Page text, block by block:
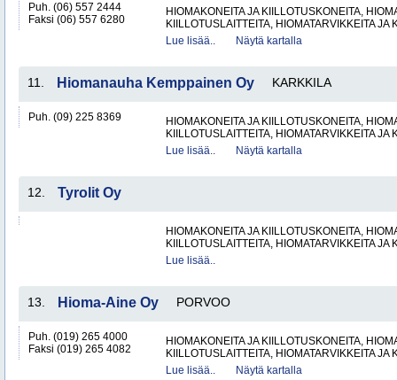
Puh. (06) 557 2444
Faksi (06) 557 6280
HIOMAKONEITA JA KIILLOTUSKONEITA,
KIILLOTUSLAITTEITA, HIOMATARVIKKEITA JA
Lue lisää..
Näytä kartalla
11. Hiomanauha Kemppainen Oy KARKKILA
Puh. (09) 225 8369
HIOMAKONEITA JA KIILLOTUSKONEITA,
KIILLOTUSLAITTEITA, HIOMATARVIKKEITA JA
Lue lisää..
Näytä kartalla
12. Tyrolit Oy
HIOMAKONEITA JA KIILLOTUSKONEITA,
KIILLOTUSLAITTEITA, HIOMATARVIKKEITA JA
Lue lisää..
13. Hioma-Aine Oy PORVOO
Puh. (019) 265 4000
Faksi (019) 265 4082
HIOMAKONEITA JA KIILLOTUSKONEITA,
KIILLOTUSLAITTEITA, HIOMATARVIKKEITA JA
Lue lisää..
Näytä kartalla